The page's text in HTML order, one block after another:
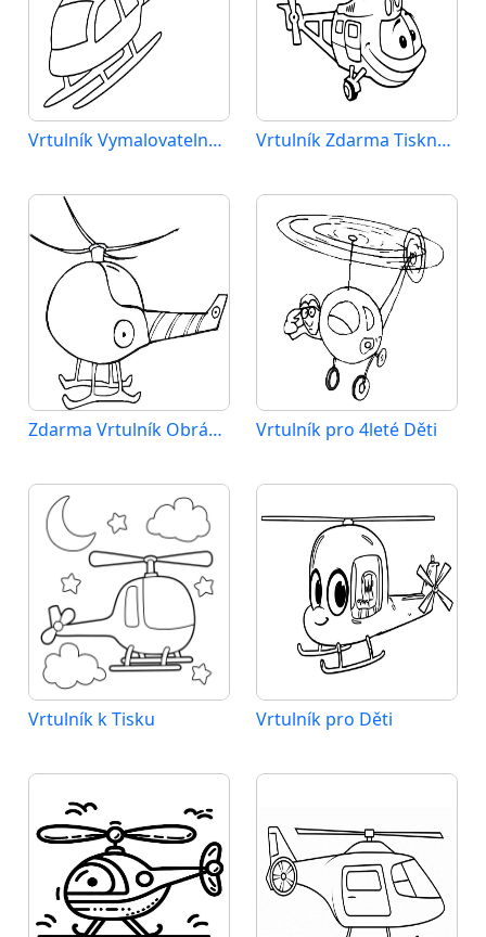
Vrtulník Vymalovatelné pro Děti Vrtulník Zdarma Tisknutelný
Zdarma Vrtulník Obrázek Vrtulník pro 4leté Děti
Vrtulník k Tisku Vrtulník pro Děti